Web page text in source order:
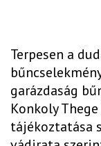
Terpesen a
garázdaság
Konkoly
tájékoztatása